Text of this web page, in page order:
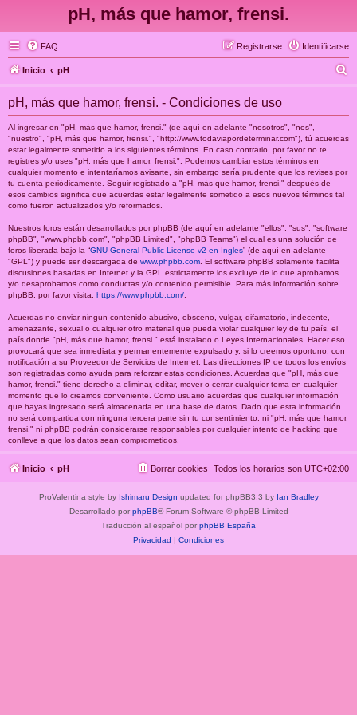
pH, más que hamor, frensi.
FAQ Identificarse
Registrarse
Inicio pH
pH, más que hamor, frensi. - Condiciones de uso
Al ingresar en "pH, más que hamor, frensi." (de aquí en adelante "nosotros", "nos",
"nuestro", "pH, más que hamor, frensi.", "http://www.todaviapordeterminar.com"), tú acuerdas
estar legalmente sometido a los siguientes términos. En caso contrario, por favor no te
registres y/o uses "pH, más que hamor, frensi.". Podemos cambiar estos términos en
cualquier momento e intentaríamos avisarte, sin embargo sería prudente que los revises por
tu cuenta periódicamente. Seguir registrado a "pH, más que hamor, frensi." después de
esos cambios significa que acuerdas estar legalmente sometido a esos nuevos términos tal
como fueron actualizados y/o reformados.
Nuestros foros están desarrollados por phpBB (de aquí en adelante "ellos", "sus", "software
phpBB", "www.phpbb.com", "phpBB Limited", "phpBB Teams") el cual es una solución de
foros liberada bajo la “GNU General Public License v2 en Ingles” (de aquí en adelante
"GPL") y puede ser descargada de www.phpbb.com . El software phpBB solamente facilita
discusiones basadas en Internet y la GPL estrictamente los excluye de lo que aprobamos
y/o desaprobamos como conductas y/o contenido permisible. Para más información sobre
phpBB, por favor visita: https://www.phpbb.com/
Acuerdas no enviar ningun contenido abusivo, obsceno, vulgar, difamatorio, indecente,
amenazante, sexual o cualquier otro material que pueda violar cualquier ley de tu país, el
país donde "pH, más que hamor, frensi." está instalado o Leyes Internacionales. Hacer eso
provocará que sea inmediata y permanentemente expulsado y, si lo creemos oportuno, con
notificación a su Proveedor de Servicios de Internet. Las direcciones IP de todos los envíos
son registradas como ayuda para reforzar estas condiciones. Acuerdas que "pH, más que
hamor, frensi." tiene derecho a eliminar, editar, mover o cerrar cualquier tema en cualquier
momento que lo creamos conveniente. Como usuario acuerdas que cualquier información
que hayas ingresado será almacenada en una base de datos. Dado que esta información
no será compartida con ninguna tercera parte sin tu consentimiento, ni "pH, más que hamor,
frensi." ni phpBB podrán considerarse responsables por cualquier intento de hacking que
conlleve a que los datos sean comprometidos.
Inicio pH Todos los horarios son UTC+02:00
Borrar cookies
ProValentina style by Ishimaru Design updated for phpBB3.3 by Ian Bradley
Desarrollado por phpBB® Forum Software © phpBB Limited
Traducción al español por phpBB España
Privacidad | Condiciones